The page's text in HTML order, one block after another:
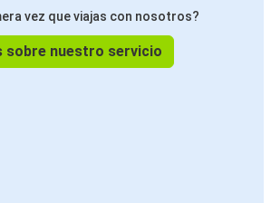
vez que viajas con nosotros?
sobre nuestro servicio